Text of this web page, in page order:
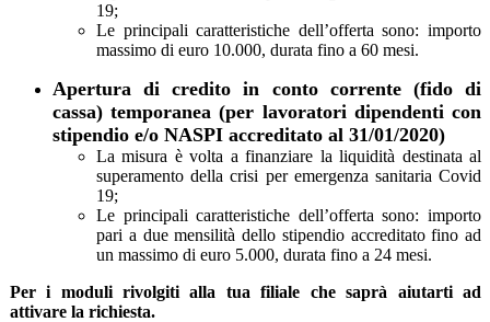
19;
Le principali caratteristiche dell’offerta sono: importo
massimo di euro 10.000, durata fino a 60 mesi.
Apertura di credito in conto corrente (fido di
cassa) temporanea (per lavoratori dipendenti con
stipendio e/o NASPI accreditato al 31/01/2020)
La misura è volta a finanziare la liquidità destinata al
superamento della crisi per emergenza sanitaria Covid
19;
Le principali caratteristiche dell’offerta sono: importo
pari a due mensilità dello stipendio accreditato fino ad
un massimo di euro 5.000, durata fino a 24 mesi.
Per i moduli rivolgiti alla tua filiale che saprà aiutarti ad
attivare la richiesta.